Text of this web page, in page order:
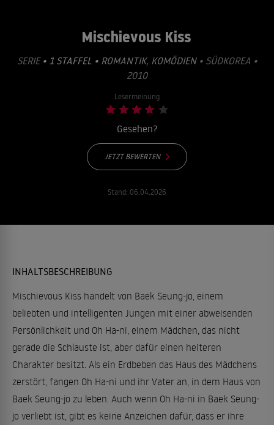
Mischievous Kiss
SERIE • 1 STAFFEL • ROMANTIK, KOMÖDIEN• SÜDKOREA •
2010
Lesermeinung
Gesehen?
JETZT BEWERTEN
Stand: 06.04.2026
INHALTSBESCHREIBUNG
Mischievous Kiss handelt von Baek Seung-jo, einem
beliebten und intelligenten Jungen mit einer abweisenden
Persönlichkeit und Oh Ha-ni, einem Mädchen, das nicht
gerade die Schlauste ist, aber dafür einen heiteren
Charakter besitzt. Als ein Erdbeben das Haus des Mädchens
zerstört, fangen Oh Ha-ni und ihr Vater an, in dem Haus von
Baek Seung-jo zu leben. Auch wenn Oh Ha-ni in Baek Seung-
jo verliebt ist, gibt es keine Anzeichen dafür, dass er ihre